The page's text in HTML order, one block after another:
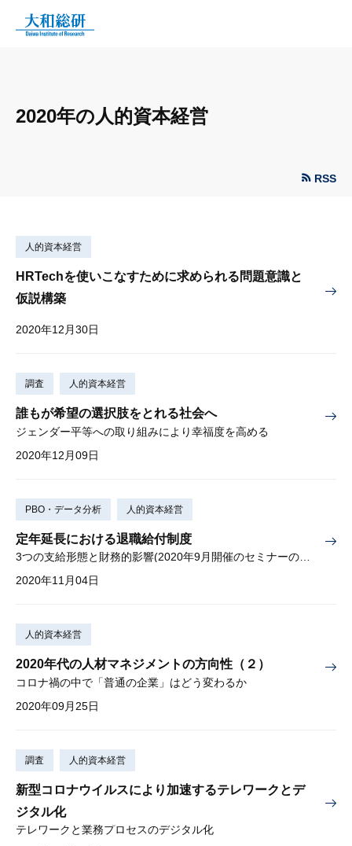
2020年の人的資本経営
RSS
人的資本経営
HRTechを使いこなすために求められる問題意識と
仮説構築
2020年12月30日
調査 人的資本経営
誰もが希望の選択肢をとれる社会へ
ジェンダー平等への取り組みにより幸福度を高める
2020年12月09日
PBO・データ分析 人的資本経営
定年延長における退職給付制度
3つの支給形態と財務的影響(2020年9月開催のセミナーの論点)
2020年11月04日
人的資本経営
2020年代の人材マネジメントの方向性（２）
コロナ禍の中で「普通の企業」はどう変わるか
2020年09月25日
調査 人的資本経営
新型コロナウイルスにより加速するテレワークとデ
ジタル化
テレワークと業務プロセスのデジタル化